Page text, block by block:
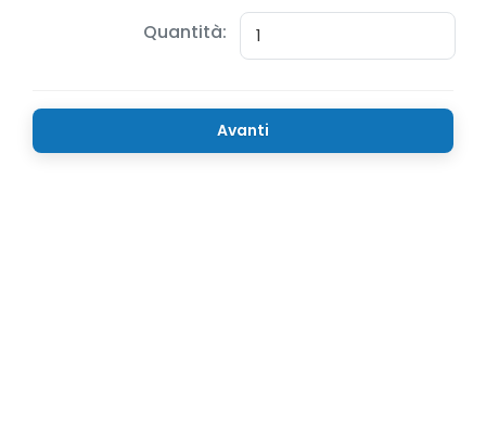
Quantità:
Avanti